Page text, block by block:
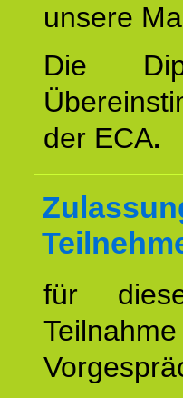
unsere
Die
der ECA.
für